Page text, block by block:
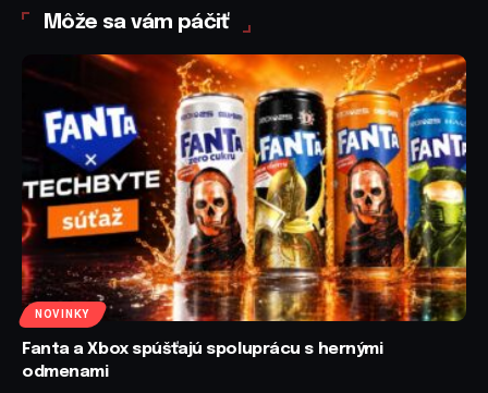
Môže sa vám páčiť
NOVINKY
Fanta a Xbox spúšťajú spoluprácu s hernými
odmenami